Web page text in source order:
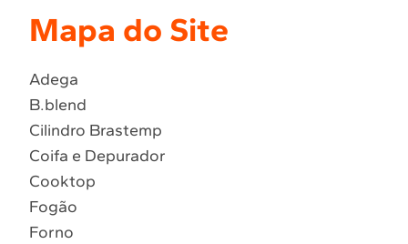
Atendimento Brastemp
2
Fogao
4 º Lava Louça
5 º Cooktop
6º Microondas Brastemp
7º Forno
8º Embutir
9º Lava Seca
Mapa do Site
Adega
B.blend
Cilindro Brastemp
Coifa e Depurador
Cooktop
Fogão
Forno